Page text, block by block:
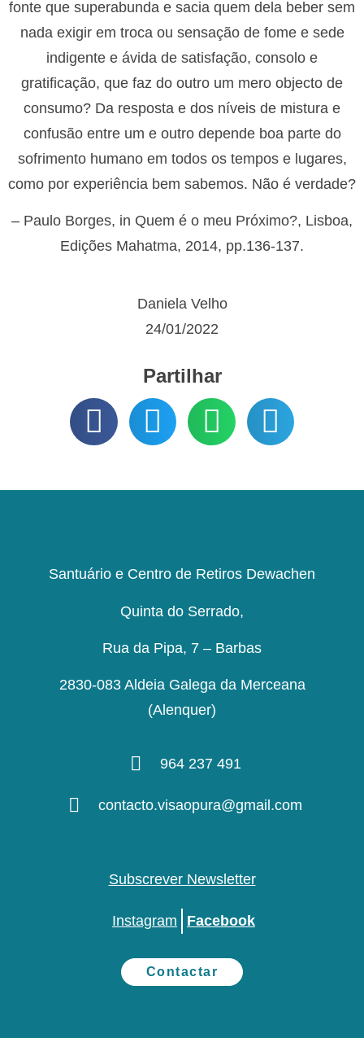
fonte que superabunda e sacia quem dela beber sem
nada exigir em troca ou sensação de fome e sede
indigente e ávida de satisfação, consolo e
gratificação, que faz do outro um mero objecto de
consumo? Da resposta e dos níveis de mistura e
confusão entre um e outro depende boa parte do
sofrimento humano em todos os tempos e lugares,
como por experiência bem sabemos. Não é verdade?
– Paulo Borges, in Quem é o meu Próximo?, Lisboa,
Edições Mahatma, 2014, pp.136-137.
Daniela Velho
24/01/2022
Partilhar
Santuário e Centro de Retiros Dewachen
Quinta do Serrado,
Rua da Pipa, 7 – Barbas
2830-083 Aldeia Galega da Merceana
(Alenquer)
964 237 491
contacto.visaopura@gmail.com
Subscrever Newsletter
Instagram Facebook
Contactar